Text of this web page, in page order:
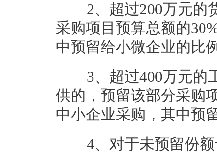
2、超过200万元的
采购项目预算总额的
中预留给小微企业的比
3、超过400万元的
供的，预留该部分采购
中小企业采购，其中预
4、对于未预留份额